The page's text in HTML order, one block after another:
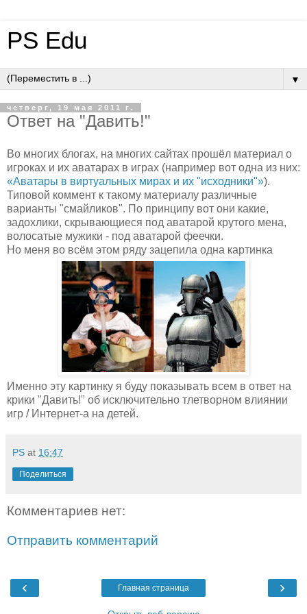
PS Edu
▼
четверг, 19 мая 2011 г.
Ответ на "Давить!"
Во многих блогах, на многих сайтах прошёл материал о
игроках и их аватарах в играх (например вот одна из них:
«Аватары в виртуальных мирах и их "исходники"»).
Типовой коммент к такому материалу различные
варианты "смайликов". По принципу вот они какие,
задохлики, скрывающиеся под аватарой крутого мена,
волосатые мужики - под аватарой феечки.
Но меня во всём этом ряду зацепила одна картинка
Именно эту картинку я буду показывать всем в ответ на
крики "Давить!" об исключительно тлетворном влиянии
игр / Интернет-а на детей.
PS at 16:47
Поделиться
Комментариев нет:
Отправить комментарий
‹ ›
Главная страница